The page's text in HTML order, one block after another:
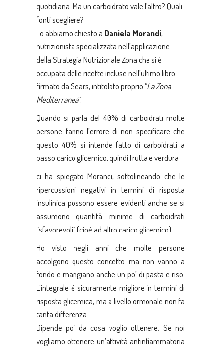
quotidiana. Ma un carboidrato vale l’altro? Quali
fonti scegliere?
Lo abbiamo chiesto a Daniela Morandi,
nutrizionista specializzata nell’applicazione
della Strategia Nutrizionale Zona che si è
occupata delle ricette incluse nell’ultimo libro
firmato da Sears, intitolato proprio “La Zona
Mediterranea”.
Quando si parla del 40% di carboidrati molte
persone fanno l’errore di non specificare che
questo 40% si intende fatto di carboidrati a
basso carico glicemico, quindi frutta e verdura
ci ha spiegato Morandi, sottolineando che le
ripercussioni negativi in termini di risposta
insulinica possono essere evidenti anche se si
assumono quantità minime di carboidrati
“sfavorevoli” (cioè ad altro carico glicemico).
Ho visto negli anni che molte persone
accolgono questo concetto ma non vanno a
fondo e mangiano anche un po’ di pasta e riso.
L’integrale è sicuramente migliore in termini di
risposta glicemica, ma a livello ormonale non fa
tanta differenza.
Dipende poi da cosa voglio ottenere. Se noi
vogliamo ottenere un’attività antinfiammatoria